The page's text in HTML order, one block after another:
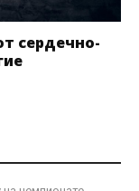
сердечно-